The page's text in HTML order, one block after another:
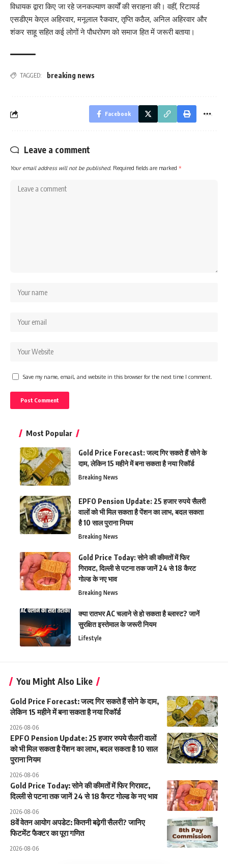
विधायक द्वारा किए जा रहे जनकल्याण कार्यों की सराहना की। वहीं, रिटायर्ड
एसडीएम केएल अहिरवार, मनूलाल रैकवार, तृप्ति कठैल, अनिल अहिरवार और
शंकर साहू सहित कई लोगों ने पौधरोपण को समाज हित में जरूरी बताया।
TAGGED: breaking news
Facebook
Leave a comment
Your email address will not be published. Required fields are marked *
Save my name, email, and website in this browser for the next time I comment.
Most Popular
Gold Price Forecast: जल्द गिर सकते हैं सोने के
दाम, लेकिन 15 महीने में बना सकता है नया रिकॉर्ड
Breaking News
EPFO Pension Update: 25 हजार रुपये सैलरी
वालों को भी मिल सकता है पेंशन का लाभ, बदल सकता
है 10 साल पुराना नियम
Breaking News
Gold Price Today: सोने की कीमतों में फिर
गिरावट, दिल्ली से पटना तक जानें 24 से 18 कैरट
गोल्ड के नए भाव
Breaking News
क्या रातभर AC चलाने से हो सकता है ब्लास्ट? जानें
सुरक्षित इस्तेमाल के जरूरी नियम
Lifestyle
You Might Also Like
Gold Price Forecast: जल्द गिर सकते हैं सोने के दाम,
लेकिन 15 महीने में बना सकता है नया रिकॉर्ड
2026-08-06
EPFO Pension Update: 25 हजार रुपये सैलरी वालों
को भी मिल सकता है पेंशन का लाभ, बदल सकता है 10 साल
पुराना नियम
2026-08-06
Gold Price Today: सोने की कीमतों में फिर गिरावट,
दिल्ली से पटना तक जानें 24 से 18 कैरट गोल्ड के नए भाव
2026-08-06
8वें वेतन आयोग अपडेट: कितनी बढ़ेगी सैलरी? जानिए
फिटमेंट फैक्टर का पूरा गणित
2026-08-06